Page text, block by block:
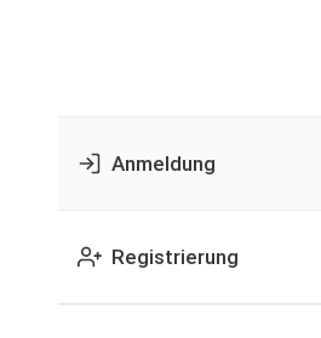
Anmeldung
Registrierung